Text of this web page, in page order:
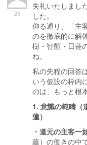
25
失礼いたしまし
した。
仰る通り、「主
のを徹底的に解
樹・智顗・日蓮
ね。
私の先程の回答
いう仮設の枠内
のは、もっと根
1. 意識の範疇（
蓮）
・道元の主客一
蘊）の働きの中